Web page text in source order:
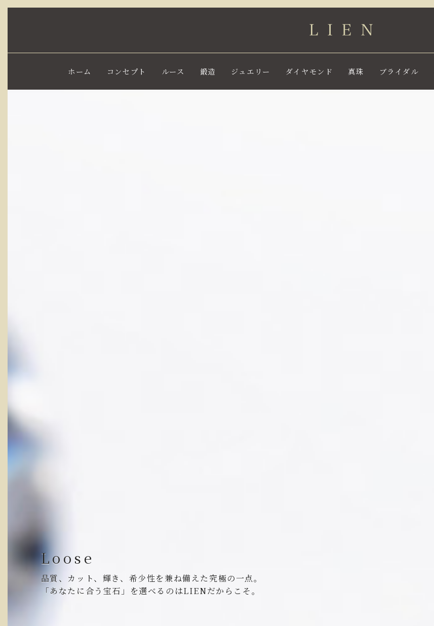
ホーム コンセプト ルース 鍛造 ジュエリー ダイヤモンド 真珠 ブライダル
Loose
品質、カット、輝き、希少性を兼ね備えた究極の一点。
「あなたに合う宝石」を選べるのはLIENだからこそ。